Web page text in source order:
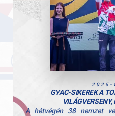
tudását.
Edzőiknek, Szűcs
pedig jár a gratuláció a
támogatásért!
A következő
lányokra, ahol az
szurkolunk nektek!
2025-
GYAC-SIKEREK A
A hétvégén 38 nemzet